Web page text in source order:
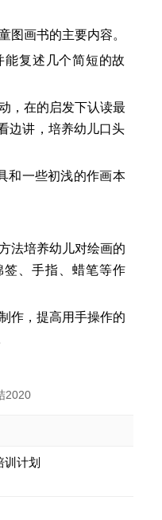
画书的主要内容。
复述几个简短的故
在的启发下认读最
边讲，培养幼儿口头
一些初浅的作画本
培养幼儿对绘画的
、手指、蜡笔等作
，提高用手操作的
2020
训计划